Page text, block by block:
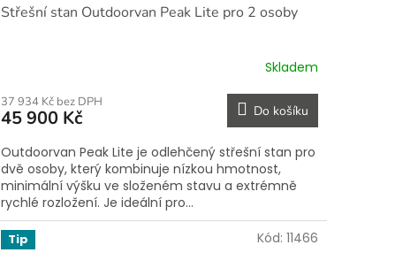
Střešní stan Outdoorvan Peak Lite pro 2 osoby
Skladem
37 934 Kč bez DPH
45 900 Kč Do košíku
Outdoorvan Peak Lite je odlehčený střešní stan pro
dvě osoby, který kombinuje nízkou hmotnost,
minimální výšku ve složeném stavu a extrémně
rychlé rozložení. Je ideální pro...
Tip Kód: 11466